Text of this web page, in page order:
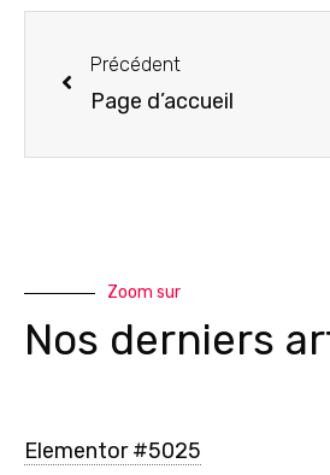
Précédent
Page d’accueil
Zoom sur
Nos derniers
Elementor #5025